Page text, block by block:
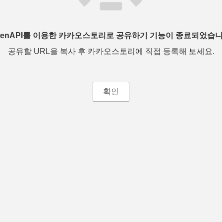
를 이용한 카카오스토리로 공유하기 기능이 종료되었습
공유할 URL을 복사 후 카카오스토리에 직접 등록해 보세요.
확인